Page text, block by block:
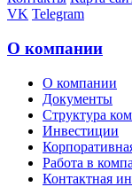
VK Telegram
О компании
О компании
Документы
Структура
Инвестиции
Работа в
Контактная